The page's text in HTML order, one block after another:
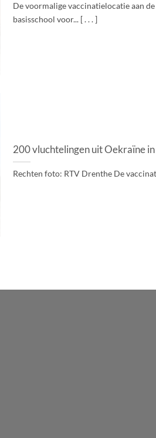
De voormalige vaccinatielocatie aan
basisschool voor... [ . . . ]
200 vluchtelingen uit Oekraïne
Rechten foto: RTV Drenthe De